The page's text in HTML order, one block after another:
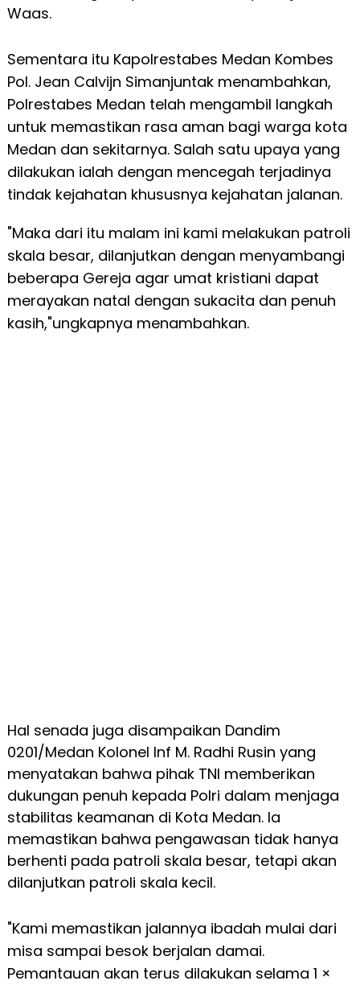
Waas.
Sementara itu Kapolrestabes Medan Kombes
Pol. Jean Calvijn Simanjuntak menambahkan,
Polrestabes Medan telah mengambil langkah
untuk memastikan rasa aman bagi warga kota
Medan dan sekitarnya. Salah satu upaya yang
dilakukan ialah dengan mencegah terjadinya
tindak kejahatan khususnya kejahatan jalanan.
"Maka dari itu malam ini kami melakukan patroli
skala besar, dilanjutkan dengan menyambangi
beberapa Gereja agar umat kristiani dapat
merayakan natal dengan sukacita dan penuh
kasih,"ungkapnya menambahkan.
Hal senada juga disampaikan Dandim
0201/Medan Kolonel Inf M. Radhi Rusin yang
menyatakan bahwa pihak TNI memberikan
dukungan penuh kepada Polri dalam menjaga
stabilitas keamanan di Kota Medan. Ia
memastikan bahwa pengawasan tidak hanya
berhenti pada patroli skala besar, tetapi akan
dilanjutkan patroli skala kecil.
"Kami memastikan jalannya ibadah mulai dari
misa sampai besok berjalan damai.
Pemantauan akan terus dilakukan selama 1 ×